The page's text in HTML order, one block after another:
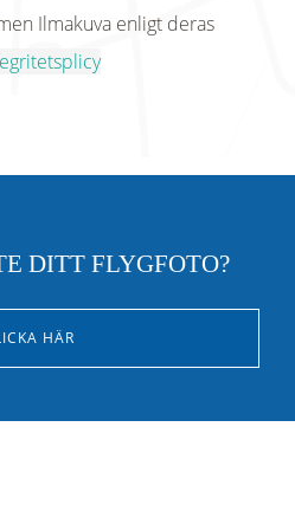
Ilmakuva enligt deras
DITT FLYGFOTO?
HÄR